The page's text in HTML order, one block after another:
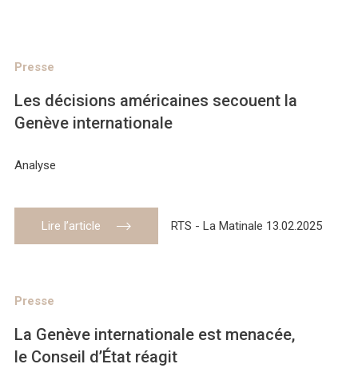
Presse
Les décisions américaines secouent la
Genève internationale
Analyse
Lire l’article RTS - La Matinale 13.02.2025
Presse
La Genève internationale est menacée,
le Conseil d’État réagit